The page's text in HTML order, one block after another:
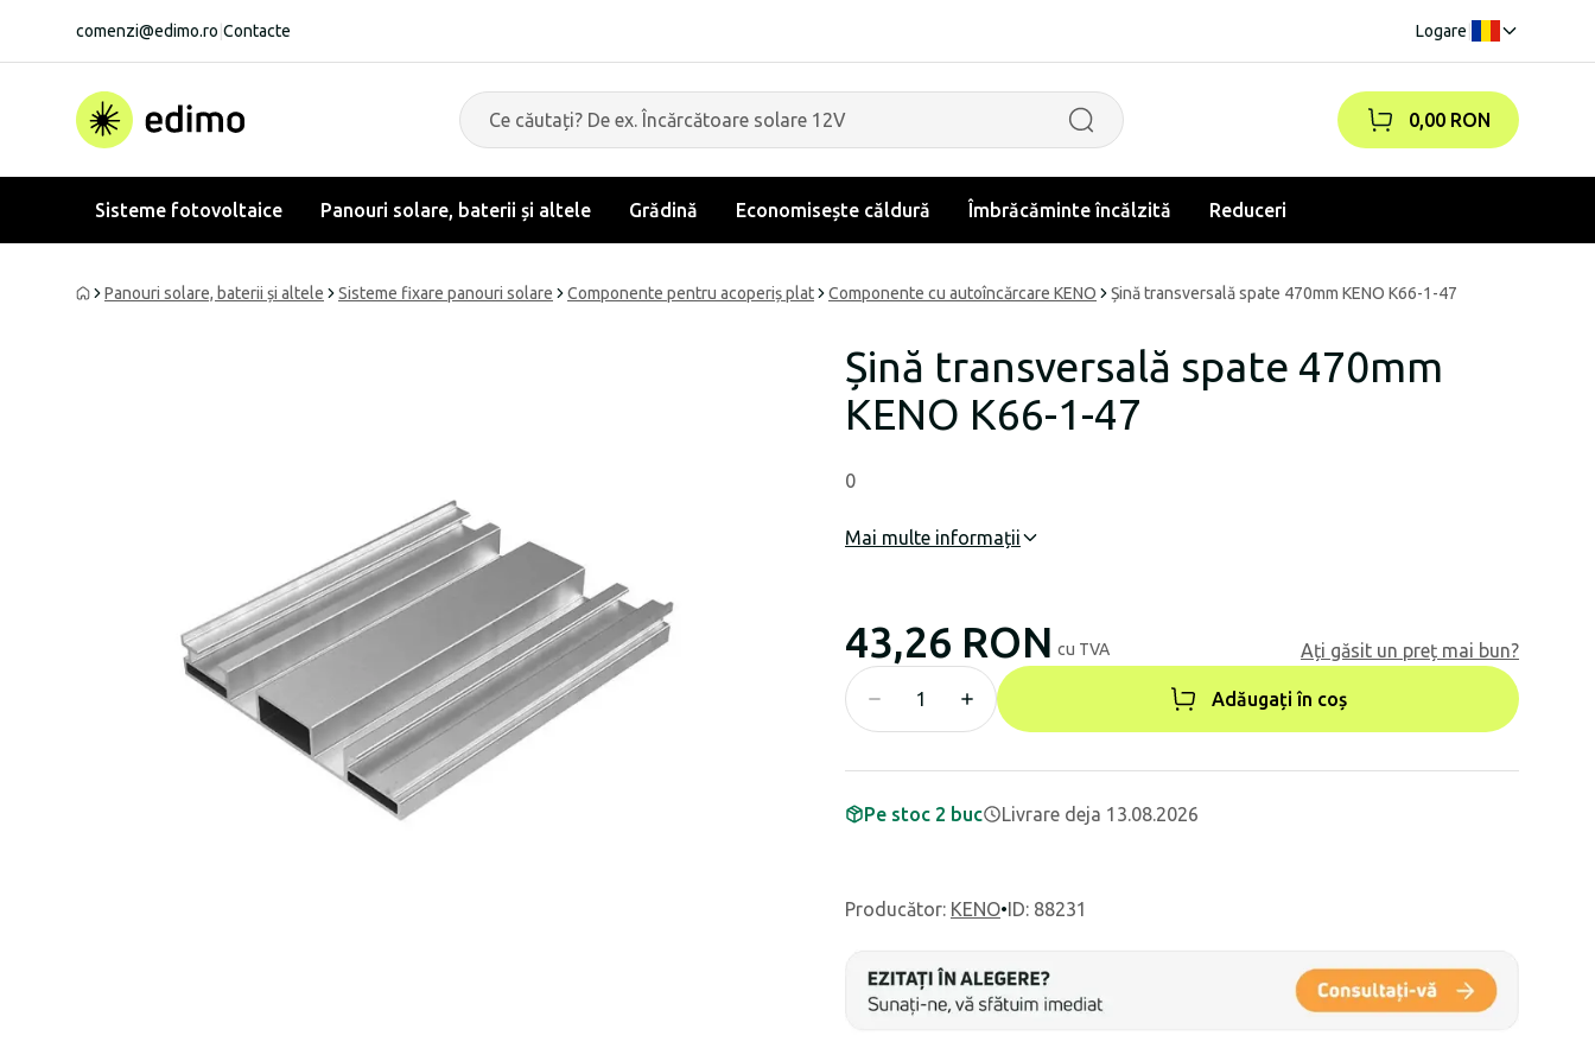
comenzi@edimo.ro Contacte Logare
0,00 RON
Sisteme fotovoltaice Panouri solare, baterii și altele Grădină Economisește căldură Îmbrăcăminte încălzită Reduceri
Panouri solare, baterii și altele Sisteme fixare panouri solare Componente pentru acoperiș plat Componente cu autoîncărcare KENO Șină transversală spate 470mm KENO K66-1-47
Șină transversală spate 470mm
KENO K66-1-47
0
Mai multe informații
43,26 RON cu TVA Ați găsit un preț mai bun?
Adăugați în coș
Pe stoc 2 buc Livrare deja 13.08.2026
Producător: KENO•ID: 88231